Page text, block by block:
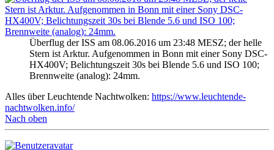
Überflug der ISS am 08.06.2016 um 23:48 MESZ; der helle
Stern ist Arktur. Aufgenommen in Bonn mit einer Sony DSC-
HX400V; Belichtungszeit 30s bei Blende 5.6 und ISO 100;
Brennweite (analog): 24mm.
Alles über Leuchtende Nachtwolken: https://www.leuchtende-
nachtwolken.info/
Nach oben